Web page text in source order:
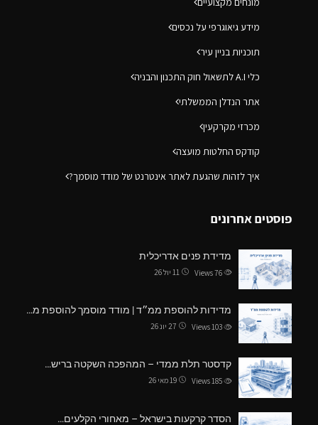
מידע גיאוגרפי על נכסים
תוכניות בניין עיר
כלי A.I לתשאול חוק התכנון והבניה
אתר הנדלן הממשלתי
מכרזי מקרקעין
קודקס החלטות מועצה
איך לזהות שהגעת לאתר אינטרנט של מודד מוסמך?
פוסטים אחרונים
מדידת פנים אדריכלית
11 יול 26 Views
מדידות להוספת ממ״ד | מודד מוסמך להוספת מ…
27 יונ 26 Views
קדסטר תלת ממדי – המהפכה השקטה בריש…
19 מאי 26 Views
הסדר קרקעות בישראל – מאחורי הקלעים…